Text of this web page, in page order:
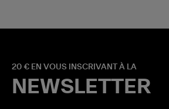
20 € EN VOUS INSCRIVANT À LA
NEWSLETTER